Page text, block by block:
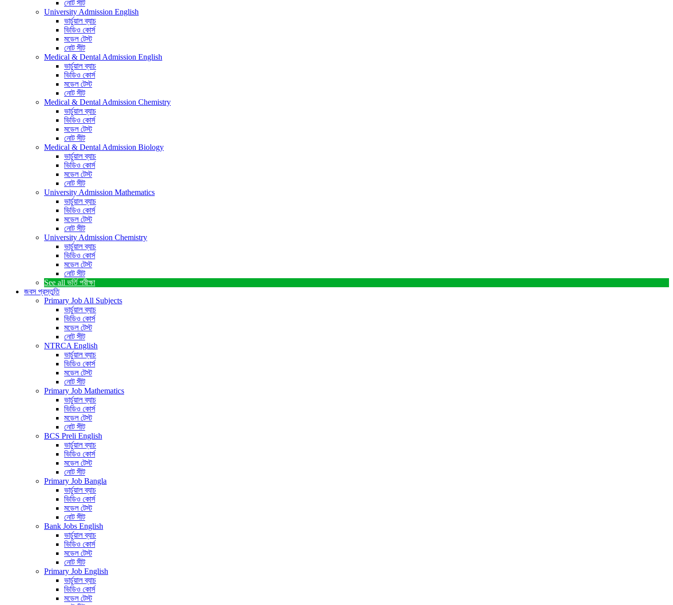
নোট সীট
University Admission English
ভার্চুয়াল ব্যাচ
ভিডিও কোর্স
মডেল টেস্ট
নোট সীট
Medical & Dental Admission English
ভার্চুয়াল ব্যাচ
ভিডিও কোর্স
মডেল টেস্ট
নোট সীট
Medical & Dental Admission Chemistry
ভার্চুয়াল ব্যাচ
ভিডিও কোর্স
মডেল টেস্ট
নোট সীট
Medical & Dental Admission Biology
ভার্চুয়াল ব্যাচ
ভিডিও কোর্স
মডেল টেস্ট
নোট সীট
University Admission Mathematics
ভার্চুয়াল ব্যাচ
ভিডিও কোর্স
মডেল টেস্ট
নোট সীট
University Admission Chemistry
ভার্চুয়াল ব্যাচ
ভিডিও কোর্স
মডেল টেস্ট
নোট সীট
See all ভর্তি পরীক্ষা
জবস প্রস্তুতি
Primary Job All Subjects
ভার্চুয়াল ব্যাচ
ভিডিও কোর্স
মডেল টেস্ট
নোট সীট
NTRCA English
ভার্চুয়াল ব্যাচ
ভিডিও কোর্স
মডেল টেস্ট
নোট সীট
Primary Job Mathematics
ভার্চুয়াল ব্যাচ
ভিডিও কোর্স
মডেল টেস্ট
নোট সীট
BCS Preli English
ভার্চুয়াল ব্যাচ
ভিডিও কোর্স
মডেল টেস্ট
নোট সীট
Primary Job Bangla
ভার্চুয়াল ব্যাচ
ভিডিও কোর্স
মডেল টেস্ট
নোট সীট
Bank Jobs English
ভার্চুয়াল ব্যাচ
ভিডিও কোর্স
মডেল টেস্ট
নোট সীট
Primary Job English
ভার্চুয়াল ব্যাচ
ভিডিও কোর্স
মডেল টেস্ট